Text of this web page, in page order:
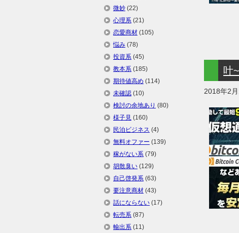
叶
2018年2
微妙 (22)
心理系 (21)
恋愛商材 (105)
悩み (78)
投資系 (45)
教本系 (185)
期待値高め (114)
未確認 (10)
検討の余地あり (80)
様子見 (160)
民泊ビジネス (4)
無料オファー (139)
稼がない系 (79)
胡散臭い (129)
自己啓発系 (63)
要注意商材 (43)
話にならない (17)
転売系 (87)
輸出系 (11)